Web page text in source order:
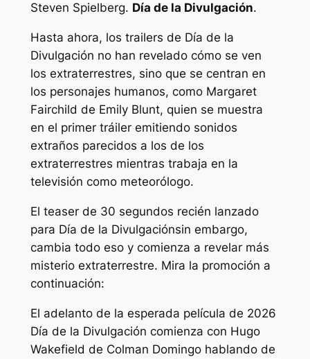
Steven Spielberg. Día de la Divulgación.
Hasta ahora, los trailers de Día de la
Divulgación no han revelado cómo se ven
los extraterrestres, sino que se centran en
los personajes humanos, como Margaret
Fairchild de Emily Blunt, quien se muestra
en el primer tráiler emitiendo sonidos
extraños parecidos a los de los
extraterrestres mientras trabaja en la
televisión como meteorólogo.
El teaser de 30 segundos recién lanzado
para Día de la Divulgaciónsin embargo,
cambia todo eso y comienza a revelar más
misterio extraterrestre. Mira la promoción a
continuación:
El adelanto de la esperada película de 2026
Día de la Divulgación comienza con Hugo
Wakefield de Colman Domingo hablando de